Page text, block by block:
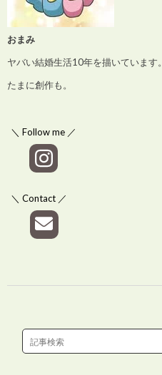
おまみ
ヤバい結婚生活10年を描いています。
たまに創作も。
＼ Follow me ／
＼ Contact ／